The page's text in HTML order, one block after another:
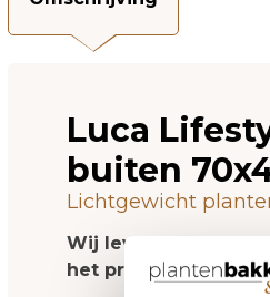
Luca
buiten
Lichtgewicht
Wij leveren
het product niet op